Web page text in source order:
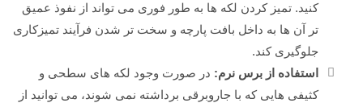
کنید. تمیز کردن لکه ها به طور فوری می تواند از نفوذ عمیق
تر آن ها به داخل بافت پارچه و سخت تر شدن فرآیند تمیزکاری
جلوگیری کند.
استفاده از برس نرم: در صورت وجود لکه های سطحی و
کثیفی هایی که با جاروبرقی برداشته نمی شوند، می توانید از